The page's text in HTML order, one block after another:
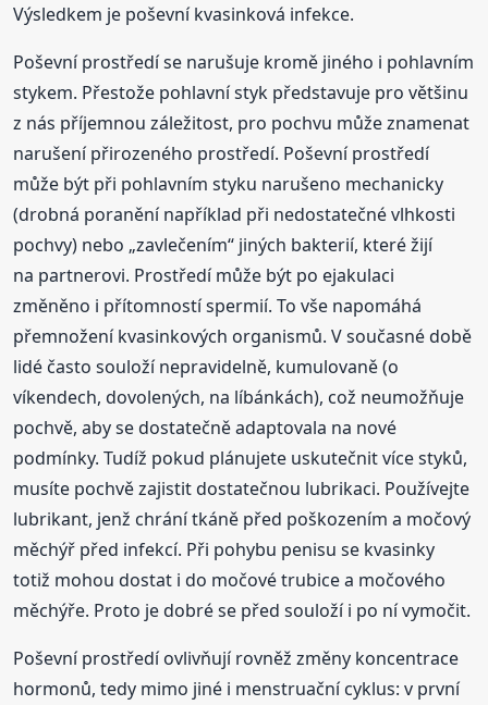
Výsledkem je poševní kvasinková infekce.
Poševní prostředí se narušuje kromě jiného i pohlavním
stykem. Přestože pohlavní styk představuje pro většinu
z nás příjemnou záležitost, pro pochvu může znamenat
narušení přirozeného prostředí. Poševní prostředí
může být při pohlavním styku narušeno mechanicky
(drobná poranění například při nedostatečné vlhkosti
pochvy) nebo „zavlečením“ jiných bakterií, které žijí
na partnerovi. Prostředí může být po ejakulaci
změněno i přítomností spermií. To vše napomáhá
přemnožení kvasinkových organismů. V současné době
lidé často souloží nepravidelně, kumulovaně (o
víkendech, dovolených, na líbánkách), což neumožňuje
pochvě, aby se dostatečně adaptovala na nové
podmínky. Tudíž pokud plánujete uskutečnit více styků,
musíte pochvě zajistit dostatečnou lubrikaci. Používejte
lubrikant, jenž chrání tkáně před poškozením a močový
měchýř před infekcí. Při pohybu penisu se kvasinky
totiž mohou dostat i do močové trubice a močového
měchýře. Proto je dobré se před souloží i po ní vymočit.
Poševní prostředí ovlivňují rovněž změny koncentrace
hormonů, tedy mimo jiné i menstruační cyklus: v první